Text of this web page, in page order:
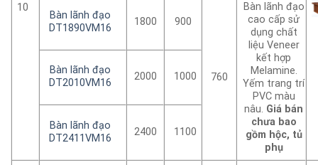
10
Bàn lãnh đạo
DT1890VM16
1800 900
760
Bàn lãnh đạo
cao cấp sử
dụng chất
liệu Veneer
kết hợp
Melamine.
Yếm trang trí
PVC màu
nâu. Giá bán
chưa bao
gồm hộc, tủ
phụ
Bàn lãnh đạo
DT2010VM16
2000 1000
Bàn lãnh đạo
DT2411VM16
2400 1100